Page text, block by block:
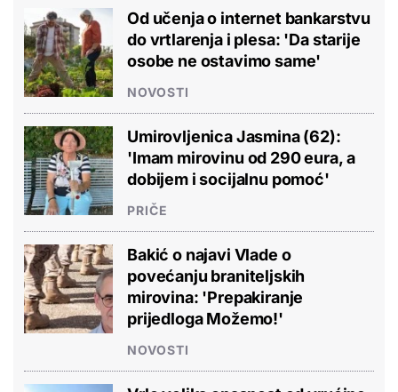
Od učenja o internet bankarstvu
do vrtlarenja i plesa: 'Da starije
osobe ne ostavimo same'
NOVOSTI
Umirovljenica Jasmina (62):
'Imam mirovinu od 290 eura, a
dobijem i socijalnu pomoć'
PRIČE
Bakić o najavi Vlade o
povećanju braniteljskih
mirovina: 'Prepakiranje
prijedloga Možemo!'
NOVOSTI